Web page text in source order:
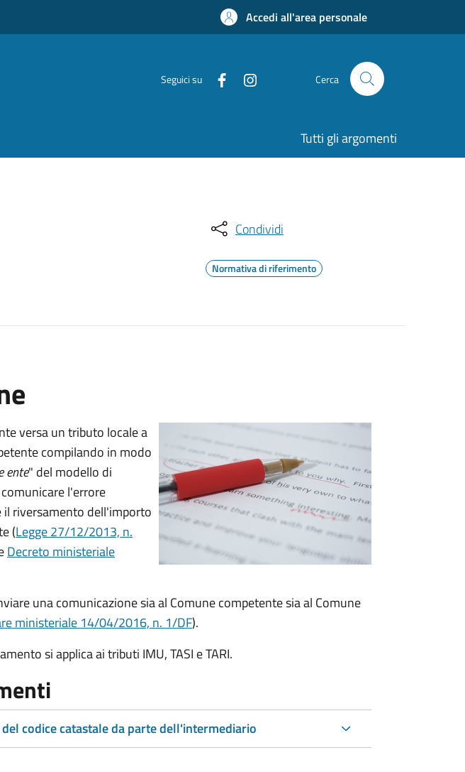
Accedi all'area personale
Seguici su Cerca
Tutti gli argomenti
Condividi
Normativa di riferimento
versa un tributo locale a
compilando in modo
ente" del modello di
l'errore
il riversamento dell'importo
(Legge 27/12/2013, n.
Decreto ministeriale
una comunicazione sia al Comune competente sia al Comune
ministeriale 14/04/2016, n. 1/DF).
si applica ai tributi IMU, TASI e TARI.
codice catastale da parte dell'intermediario